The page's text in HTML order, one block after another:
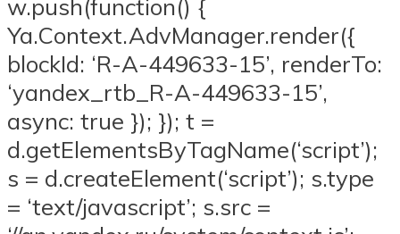
w.push(function() {
Ya.Context.AdvManager.render({
blockId: ‘R-A-449633-15’, renderTo:
‘yandex_rtb_R-A-449633-15’,
async: true }); }); t =
d.getElementsByTagName(‘script’);
s = d.createElement(‘script’); s.type
= ‘text/javascript’; s.src =